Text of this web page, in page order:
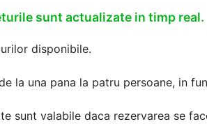
sunt actualizate in timp real.
disponibile.
la una pana la patru persoane, in
sunt valabile daca rezervarea se